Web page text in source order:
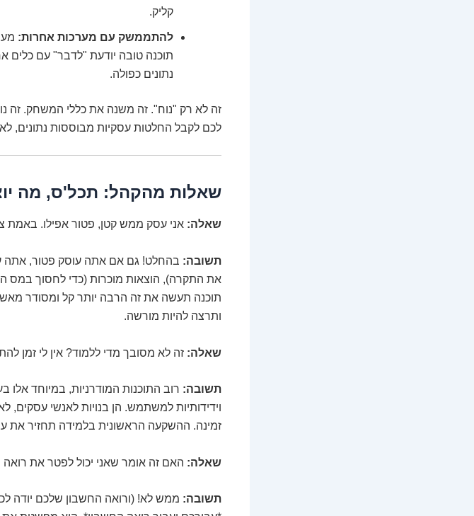
קליק.
להתממשק עם מערכות אחרות:
תוכנה טובה יודעת "לדבר" עם
נתונים כפולה.
זה לא רק "נוח". זה משנה את כללי המשחק. זה
לכם לקבל החלטות עסקיות מבוססות נתונים,
שאלות מהקהל: תכל'ס, מה
שאלה: אני עסק ממש קטן, פטור אפילו. באמת
תשובה: בהחלט! גם אם אתה עוסק פטור, אתה
את התקרה), הוצאות מוכרות (כדי לחסוך במס
תוכנה תעשה את זה הרבה יותר קל ומסודר
ותרצה להיות מורשה.
שאלה: זה לא מסובך מדי ללמוד? אין לי זמן
תשובה: רוב התוכנות המודרניות, במיוחד אלו
וידידותיות למשתמש. הן בנויות לאנשי עסקים,
זמינה. ההשקעה הראשונית בלמידה תחזיר
שאלה: האם זה אומר שאני יכול לפטר את רואה
תשובה: ממש לא! (ורואה החשבון שלכם יודה